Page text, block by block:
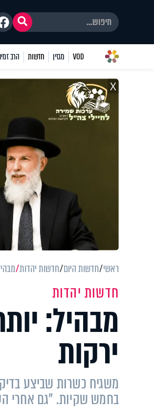
VOD מגזין חדשות הרב
X
ראשי חדשות היום חדשות יהדות מבהיל:
חדשות יהדות
ירקות
בחמש שקיות. "גם אחרי